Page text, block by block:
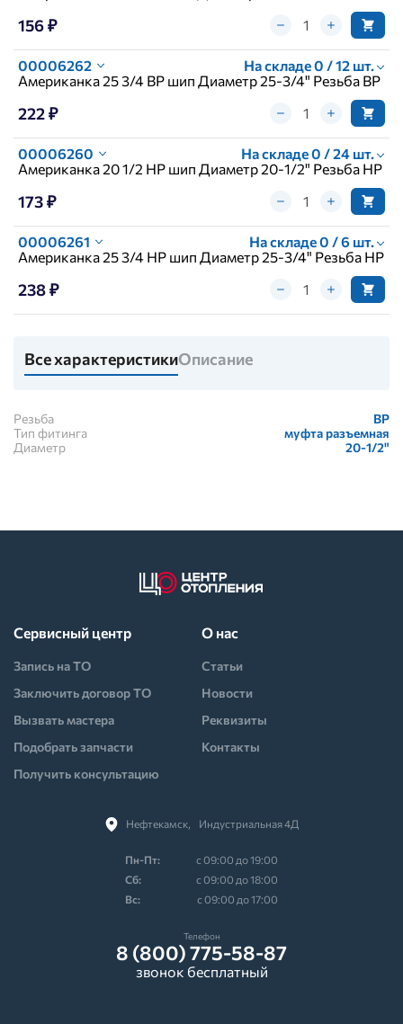
156 ₽
00006262
На складе 0 / 12 шт.
Американка 25 3/4 ВР шип Диаметр 25-3/4" Резьба ВР
222 ₽
00006260
На складе 0 / 24 шт.
Американка 20 1/2 НР шип Диаметр 20-1/2" Резьба НР
173 ₽
00006261
На складе 0 / 6 шт.
Американка 25 3/4 НР шип Диаметр 25-3/4" Резьба НР
238 ₽
Все характеристикиОписание
Резьба
ВР
Тип фитинга
муфта разъемная
Диаметр
20-1/2"
Нефтекамск,⠀Индустриальная 4Д
Пн-Пт:
с 09:00 до 19:00
Cб:
с 09:00 до 18:00
Вс:
с 09:00 до 17:00
Сервисный центр
Запись на ТО
Заключить договор ТО
Вызвать мастера
Подобрать запчасти
Получить консультацию
О нас
Статьи
Новости
Реквизиты
Контакты
Телефон
8 (800) 775-58-87
звонок бесплатный